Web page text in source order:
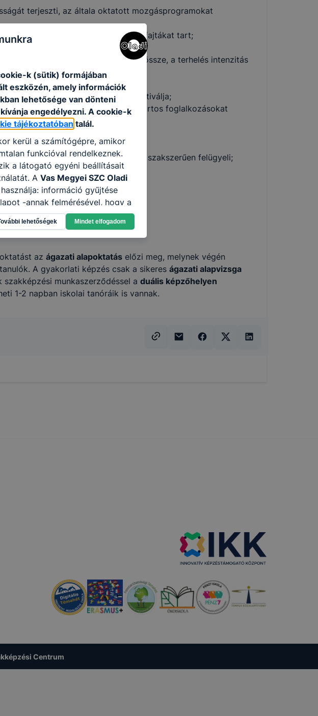
terjeszti, az általa oktatott mozgásprogramokat
és edzés hatású zenés óra fajtákat tart;
vízi edzésprogramokat vezetni;
megfelelő gyakorlat anyagot állít össze, a terhelés intenzitás
és megtanítja;
megteremti, a csoporttagokat motiválja;
megfelelő és egyéb speciális csoportos foglalkozásokat
a sérüléseket megelőzi;
feladatokat lát el;
gépeken végzett egyéni edzéseket szakszerűen felügyeli;
feladatokat lát el.
KÉPZÉSHEZ
vizsga.
az ágazati alapoktatáselőzi meg, melynek végén
A gyakorlati képzés csak a sikeres ágazati alapvizsga
munkaszerződéssel a duális képzőhelyen
1-2 napban iskolai tanóráik is vannak.
Centrum
k (sütik) formájában
eszközén, amely információk
lehetősége van dönteni
engedélyezni. A cookie-k
tájékoztatóban talál.
kerül a számítógépre, amikor
funkcióval rendelkeznek.
a látogató egyéni beállításait
A Vas Megyei SZC Oladi
információ gyűjtése
-annak felmérésével, hogy a
így megtudhatjuk,
élményt, ha ismét meglátogatja
és hogyan tudja kikapcsolni a
a cookie-k beállításának a
automatikusan elfogadja
Felhívjuk figyelmét, hogy
és folyamatainak
alkalmazásának
lehetőségek Mindet elfogadom